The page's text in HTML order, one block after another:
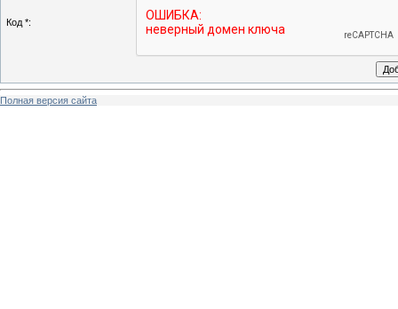
Код *:
Полная версия сайта